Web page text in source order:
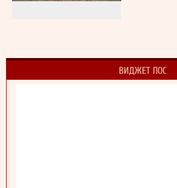
ВИДЖЕТ ПОС